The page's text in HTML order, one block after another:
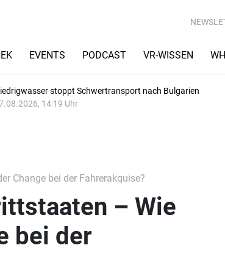
EVENTS PODCAST VR-WISSEN
stoppt Schwertransport nach Bulgarien
14:19 Uhr
Change bei der Fahrerakquise?
– Wie
bei der